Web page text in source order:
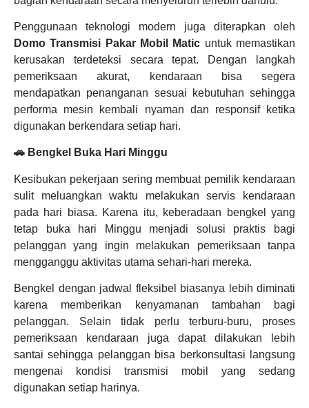
Penggunaan teknologi modern juga diterapkan oleh
Domo Transmisi Pakar Mobil Matic untuk memastikan
kerusakan terdeteksi secara tepat. Dengan langkah
pemeriksaan akurat, kendaraan bisa segera
mendapatkan penanganan sesuai kebutuhan sehingga
performa mesin kembali nyaman dan responsif ketika
digunakan berkendara setiap hari.
🚗 Bengkel Buka Hari Minggu
Kesibukan pekerjaan sering membuat pemilik kendaraan
sulit meluangkan waktu melakukan servis kendaraan
pada hari biasa. Karena itu, keberadaan bengkel yang
tetap buka hari Minggu menjadi solusi praktis bagi
pelanggan yang ingin melakukan pemeriksaan tanpa
mengganggu aktivitas utama sehari-hari mereka.
Bengkel dengan jadwal fleksibel biasanya lebih diminati
karena memberikan kenyamanan tambahan bagi
pelanggan. Selain tidak perlu terburu-buru, proses
pemeriksaan kendaraan juga dapat dilakukan lebih
santai sehingga pelanggan bisa berkonsultasi langsung
mengenai kondisi transmisi mobil yang sedang
digunakan setiap harinya.